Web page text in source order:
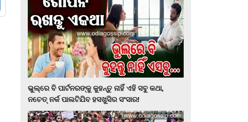
ଭୁଲ୍‌ରେ ବି ପାର୍ଟନରଙ୍କୁ କୁହନ୍ତୁ ନାହିଁ ଏହି ସବୁ କଥା,
ନଚେତ୍‌ ନର୍କ ପାଲଟିଯିବ ହସଖୁସିର ସଂସାର!